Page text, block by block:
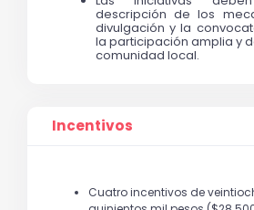
descripción de los
divulgación y la
la participación amplia y
comunidad local.
Incentivos
Cuatro incentivos de